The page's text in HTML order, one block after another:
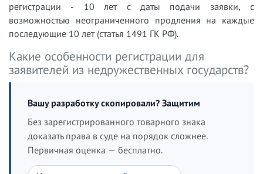
регистрации - 10 лет с даты подачи заявки, с
возможностью неограниченного продления на каждые
последующие 10 лет (статья 1491 ГК РФ).
Какие особенности регистрации для
заявителей из недружественных государств?
Вашу разработку скопировали? Защитим
Без зарегистрированного товарного знака
доказать права в суде на порядок сложнее.
Первичная оценка — бесплатно.